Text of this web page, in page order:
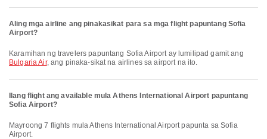
Aling mga airline ang pinakasikat para sa mga flight papuntang Sofia
Airport?
Karamihan ng travelers papuntang Sofia Airport ay lumilipad gamit ang
Bulgaria Air, ang pinaka-sikat na airlines sa airport na ito.
Ilang flight ang available mula Athens International Airport papuntang
Sofia Airport?
Mayroong 7 flights mula Athens International Airport papunta sa Sofia
Airport.